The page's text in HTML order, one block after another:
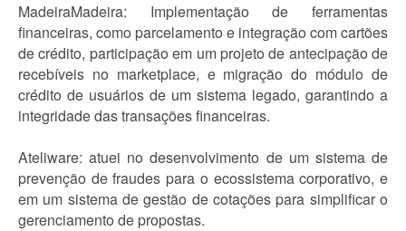
MadeiraMadeira: Implementação de ferramentas
financeiras, como parcelamento e integração com cartões
de crédito, participação em um projeto de antecipação de
recebíveis no marketplace, e migração do módulo de
crédito de usuários de um sistema legado, garantindo a
integridade das transações financeiras.
Ateliware: atuei no desenvolvimento de um sistema de
prevenção de fraudes para o ecossistema corporativo, e
em um sistema de gestão de cotações para simplificar o
gerenciamento de propostas.